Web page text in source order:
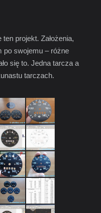
projekt. Założenia,
po swojemu – różne
się to. Jedna tarcza a
tarczach.